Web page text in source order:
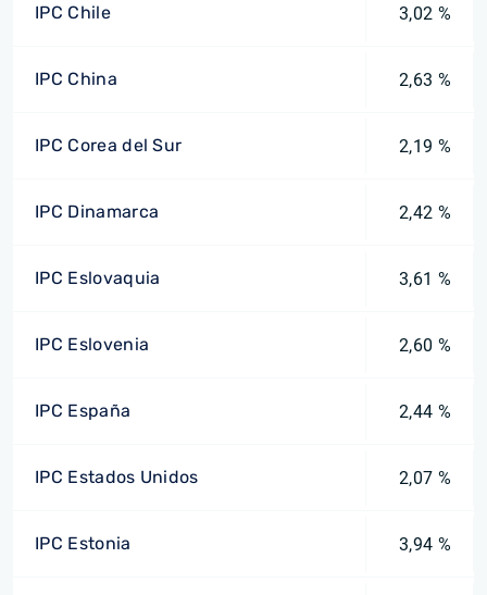
IPC Chile 3,02 %
IPC China 2,63 %
IPC Corea del Sur 2,19 %
IPC Dinamarca 2,42 %
IPC Eslovaquia 3,61 %
IPC Eslovenia 2,60 %
IPC España 2,44 %
IPC Estados Unidos 2,07 %
IPC Estonia 3,94 %